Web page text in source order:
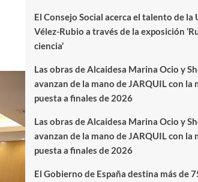
El Consejo Social acerca el talento de la
Vélez-Rubio a través de la exposición
ciencia’
Las obras de Alcaidesa Marina Ocio y
avanzan de la mano de JARQUIL con la
puesta a finales de 2026
Las obras de Alcaidesa Marina Ocio y
avanzan de la mano de JARQUIL con la
puesta a finales de 2026
El Gobierno de España destina más de